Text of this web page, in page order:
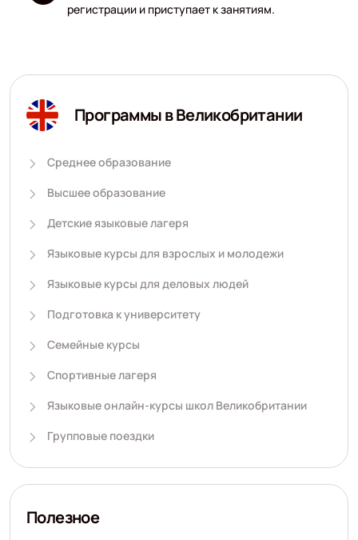
регистрации и приступает к занятиям.
Программы в Великобритании
Среднее образование
Высшее образование
Детские языковые лагеря
Языковые курсы для взрослых и молодежи
Языковые курсы для деловых людей
Подготовка к университету
Семейные курсы
Спортивные лагеря
Языковые онлайн-курсы школ Великобритании
Групповые поездки
Полезное